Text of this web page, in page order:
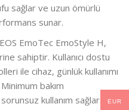
sağlar ve uzun ömürlü
sunar.
EOS EmoTec EmoStyle H,
sahiptir. Kullanıcı dostu
ile cihaz, günlük kullanımı
bakım
kullanım sağlar.
EUR